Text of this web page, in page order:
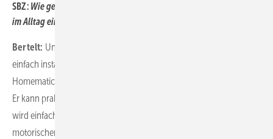
SBZ:Wie gestaltet sich die Installation der ­Homematic-­IP-Produkte
im Alltag eines Handwerksbetriebs tatsächlich?
Bertelt: Unsere Produkte sind so gebaut, dass sie schnell und
einfach installiert werden können. Ein konkretes Beispiel ist der
Homematic IP Fußbodenheizungscontroller – 8 Kanäle, motorisch.
Er kann praktisch werkzeuglos eingebaut werden. Das Gerät selbst
wird einfach per Steckdose mit Strom versorgt. Die zugehörigen
motorischen Stellantriebe werden per Klickverschluss auf die Ventile